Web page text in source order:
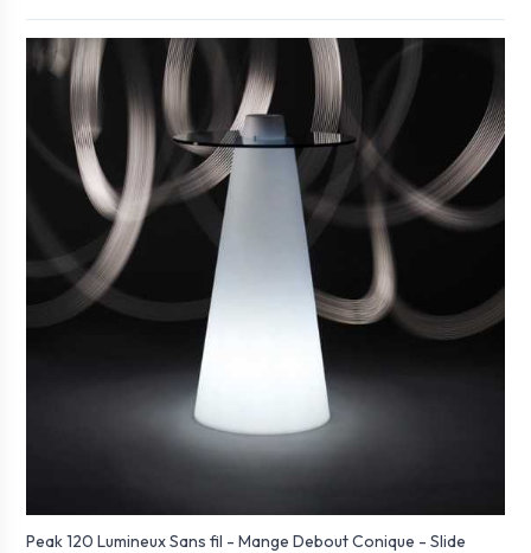
Peak 120 Lumineux Sans fil - Mange Debout Conique - Slide